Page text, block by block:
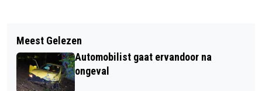
TWEE GEWONDEN BIJ STEEKPARTIJ IN
MAASKANTJE
NIEUWE CURSUS ‘POSITIEF GEZOND
OUDER WORDEN’
Meest Gelezen
Automobilist gaat ervandoor na
ongeval